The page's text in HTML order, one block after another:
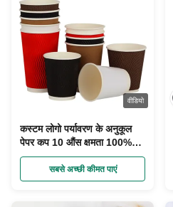
वीडियो
कस्टम लोगो पर्यावरण के अनुकूल
पेपर कप 10 औंस क्षमता 100%
पुनर्नवीनीकरण सामग्री एकल दीवार
सबसे अच्छी कीमत पाएं